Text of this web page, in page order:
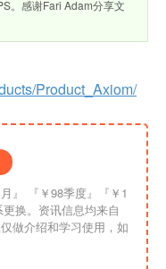
。感谢Fari Adam分享文
Product_Axiom/
做介绍和学习使用，如